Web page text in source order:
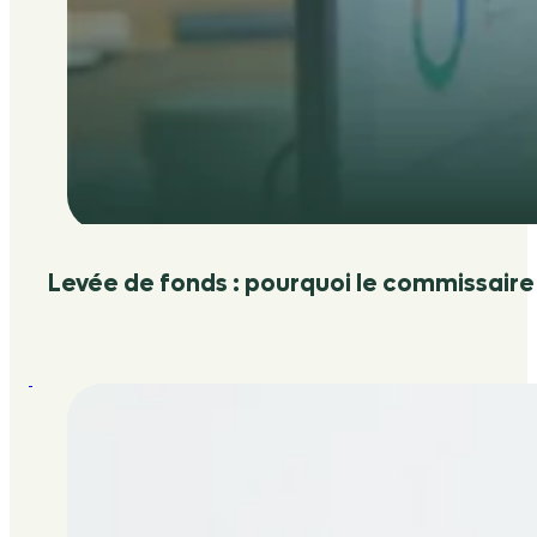
Levée de fonds : pourquoi le